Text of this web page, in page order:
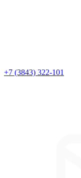
+7 (3843) 322-101